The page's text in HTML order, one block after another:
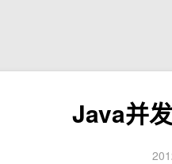
Java并